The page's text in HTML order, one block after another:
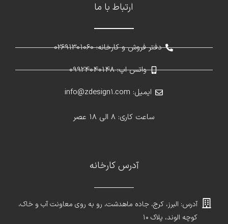
ارتباط با ما
دفتر فروش و کارخانه: 02691301060
واتس اپ: 09924040148
ایمیل: info@zdesign1.com
ساعت کاری: 8 الی 18 عصر
آدرس کارخانه
آدرس: البرز، کرج، جاده ماهدشت، رو به روی معاونت آب و خاک،
کوچه الوند، پلاک ۱۰